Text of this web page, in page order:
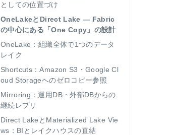
としての位置づけ
OneLakeとDirect Lake — Fabric
の中心にある「One Copy」の設計
OneLake：組織全体で1つのデータ
レイク
Shortcuts：Amazon S3・Google Cl
oud Storageへのゼロコピー参照
Mirroring：運用DB・外部DBからの
継続レプリ
Direct LakeとMaterialized Lake Vie
ws：BIとレイクハウスの直結